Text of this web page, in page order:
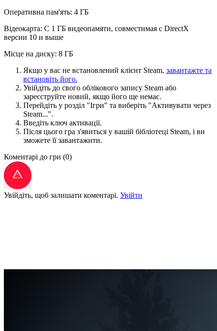
Оперативна пам'ять: 4 ГБ
Відеокарта: С 1 ГБ видеопамяти, совместимая с DirectX
версии 10 и выше
Місце на диску: 8 ГБ
Якщо у вас не встановлений клієнт Steam, завантажте та
встановіть його.
Увійдіть до свого облікового запису Steam або
зареєструйте новий, якщо його ще немає.
Перейдіть у розділ "Ігри" та виберіть "Активувати через
Steam...".
Введіть ключ активації.
Після цього гра з'явиться у вашій бібліотеці Steam, і ви
зможете її завантажити.
Коментарі до гри (0)
Увійдіть, щоб залишати коментарі. Увійти